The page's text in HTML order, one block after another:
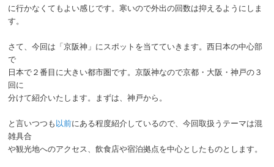
に行かなくてもよい感じです。寒いので外出の回数は抑えるようにしま
す。
さて、今回は「京阪神」にスポットを当てていきます。西日本の中心部
で
日本で２番目に大きい都市圏です。京阪神なので京都・大阪・神戸の３
回に
分けて紹介いたします。まずは、神戸から。
と言いつつも以前にある程度紹介しているので、今回取扱うテーマは混
雑具合
や観光地へのアクセス、飲食店や宿泊拠点を中心としたものとします。